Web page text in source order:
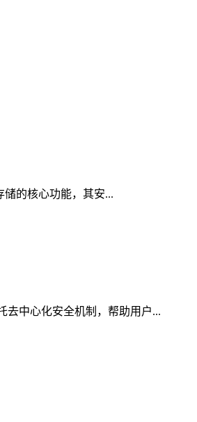
的核心功能，其安...
去中心化安全机制，帮助用户...